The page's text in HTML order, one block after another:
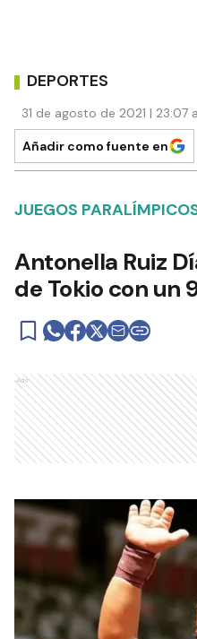
DEPORTES
31 de agosto de 2021 |
Añadir como fuente en
JUEGOS
Antonella Ruiz
de Tokio con un
Ads